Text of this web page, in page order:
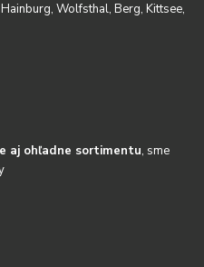
Hainburg, Wolfsthal, Berg, Kittsee,
aj ohľadne sortimentu, sme